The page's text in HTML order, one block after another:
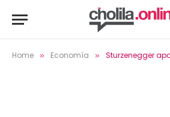
Home » Economía » Sturzenegger apoyó el recorte